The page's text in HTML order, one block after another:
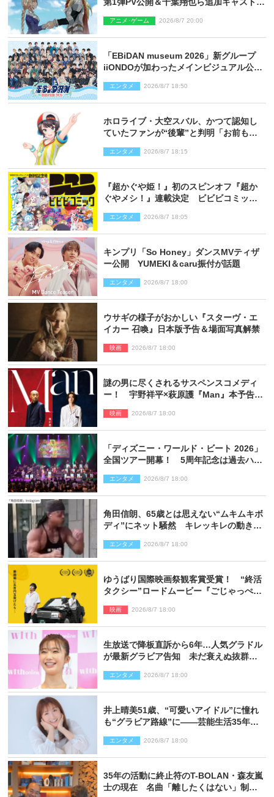
第1弾PV公開＆千葉翔也ら追加キャスト4
アニメ･ゲーム 2026/8/7 20:00
「EBiDAN museum 2026」新グループ
iiONDOが加わったメインビジュアル公
エンタメ 2026/8/7 18:50
ホロライブ・大空スバル、かつて認知し
ていたファンが“後輩”と判明「お前もし
エンタメ 2026/8/7 18:15
『超かぐや姫！』初のスピンオフ『超か
ぐやメシ！』連載決定 ビビビコミック
エンタメ 2026/8/7 18:05
キンプリ「So Honey」ダンスMVティザ
ー公開 YUMEKI＆caru振付が話題
エンタメ 2026/8/7 18:00
ウサギの様子がおかしい『スターヴ・エ
イカー 召喚』日本版予告＆場面写真解禁
映画 2026/8/7 18:00
謎の男に尽くされるサスペンスコメディ
ー！ 宇野祥平×萩原護『Man』本予告＆
映画 2026/8/7 18:00
「ディズニー・ワールド・ビート 2026」
全国ツアー開幕！ 5周年記念は過去ハイ
ポート】
エンタメ 2026/8/7 18:00
角田信朗、65歳とは思えない“ムキムキボ
ディ”にネット騒然 キレッキレの動きを
エンタメ 2026/8/7 18:00
ゆうばり国際映画祭観客賞受賞！ “終活
タクシー”ロードムービー『ごじゃっぺタ
映画 2026/8/7 18:00
生放送で降板直訴から6年…人気グラドル
が最新グラビア告知 未だ衰えぬ抜群ス
エンタメ 2026/8/7 18:00
井上晴美51歳、“可愛いアイドル”に憧れ
も“グラビア路線”に――芸能生活35年を
エンタメ 2026/8/7 18:00
35年の活動に終止符のT-BOLAN・森友嵐
士の現在 名曲「離したくはない」制作